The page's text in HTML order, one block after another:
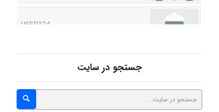
abolfazlkoshehe
جستجو در سایت